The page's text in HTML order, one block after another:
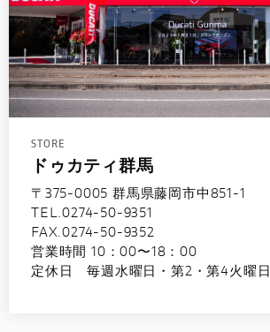
STORE
ドゥカティ群馬
〒375-0005 群馬県藤岡市中851-1
TEL.0274-50-9351
FAX.0274-50-9352
営業時間 10：00〜18：00
定休日 毎週水曜日・第2・第4火曜日